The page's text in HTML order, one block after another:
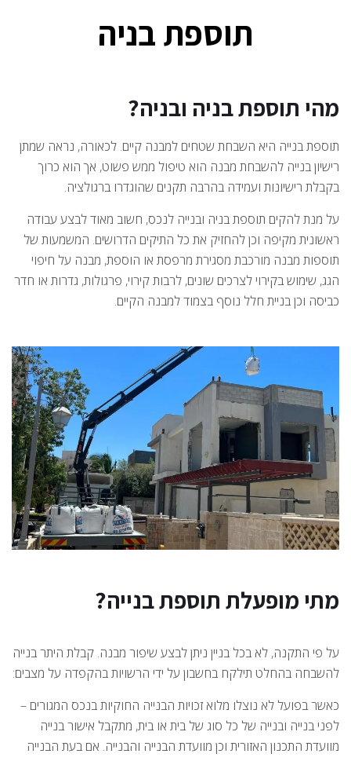
תוספת בניה
מהי תוספת בניה ובניה?
תוספת בנייה היא השבחת שטחים למבנה קיים. לכאורה, נראה שמתן
רישיון בנייה להשבחת מבנה הוא טיפול ממש פשוט, אך הוא כרוך
בקבלת רישיונות ועמידה בהרבה תקנים שהוגדרו ברגולציה.
על מנת להקים תוספת בניה ובנייה לנכס, חשוב מאוד לבצע עבודה
ראשונית מקיפה וכן להחזיק את כל התיקים הדרושים. המשמעות של
תוספות מבנה מורכבת מסגירת מרפסת או הוספת, מבנה על חיפוי
הגג, שימוש בקירוי לצרכים שונים, לרבות קירוי, פרגולות, גדרות או חדר
כביסה וכן בניית חלל נוסף בצמוד למבנה הקיים.
מתי מופעלת תוספת בנייה?
על פי התקנה, לא בכל בניין ניתן לבצע שיפור מבנה. קבלת היתר בנייה
להשבחה בהחלט תילקח בחשבון על ידי הרשויות בהקפדה על מצבים:
כאשר בפועל לא נוצלו מלוא זכויות הבנייה החוקיות בנכס המגורים –
לפני בנייה ובנייה של כל סוג של בית או בית, מתקבל אישור בנייה
מוועדת התכנון האזורית וכן מוועדת הבנייה והבנייה. אם בעת הבנייה